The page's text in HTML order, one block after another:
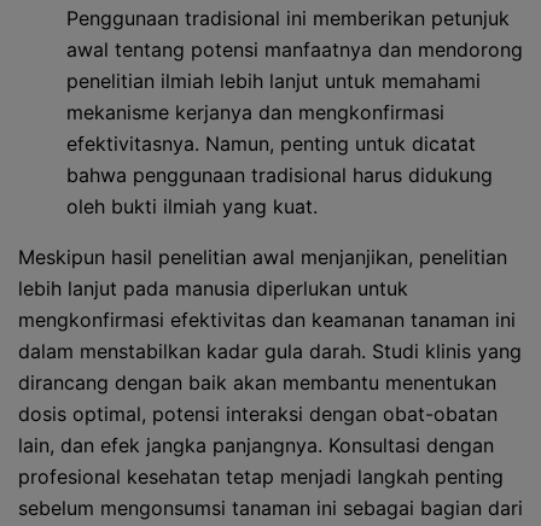
Penggunaan tradisional ini memberikan petunjuk
awal tentang potensi manfaatnya dan mendorong
penelitian ilmiah lebih lanjut untuk memahami
mekanisme kerjanya dan mengkonfirmasi
efektivitasnya. Namun, penting untuk dicatat
bahwa penggunaan tradisional harus didukung
oleh bukti ilmiah yang kuat.
Meskipun hasil penelitian awal menjanjikan, penelitian
lebih lanjut pada manusia diperlukan untuk
mengkonfirmasi efektivitas dan keamanan tanaman ini
dalam menstabilkan kadar gula darah. Studi klinis yang
dirancang dengan baik akan membantu menentukan
dosis optimal, potensi interaksi dengan obat-obatan
lain, dan efek jangka panjangnya. Konsultasi dengan
profesional kesehatan tetap menjadi langkah penting
sebelum mengonsumsi tanaman ini sebagai bagian dari